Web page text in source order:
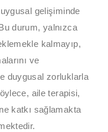
gelişiminde
durum, yalnızca
kalmayıp,
ve
duygusal zorluklarla
aile terapisi,
katkı sağlamakta